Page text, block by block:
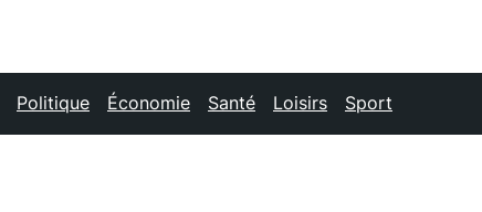
Politique Économie Santé Loisirs Sport